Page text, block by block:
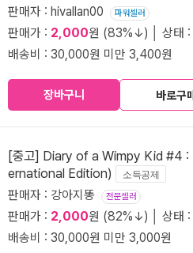
판매자 : hivallan00 파워셀러
판매가 : 2,000원 (83%↓) │ 상태 :
배송비 : 30,000원 미만 3,400원
장바구니 바로구
[중고] Diary of a Wimpy Kid #4
ernational Edition)
소득공제
판매자 : 강아지똥 전문셀러
판매가 : 2,000원 (82%↓) │ 상태 :
배송비 : 30,000원 미만 3,000원